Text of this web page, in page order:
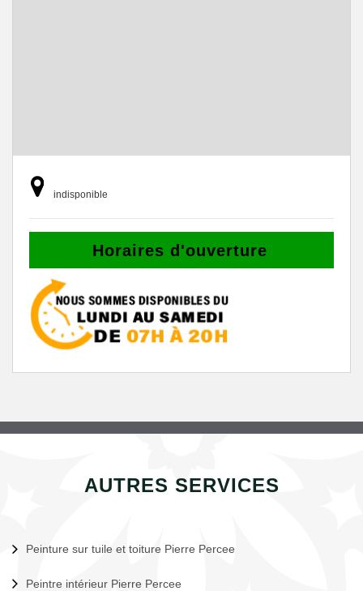
indisponible
Horaires d'ouverture
AUTRES SERVICES
Peinture sur tuile et toiture Pierre Percee
Peintre intérieur Pierre Percee